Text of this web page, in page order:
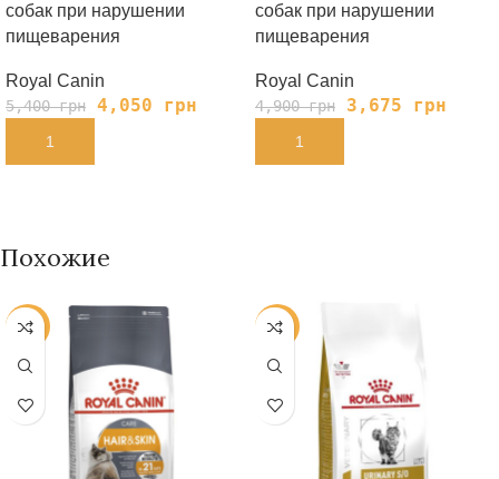
собак при нарушении
пищеварения
Royal Canin
5,400грн 4,050 грн
В КОРЗИНУ
собак при нарушении
пищеварения
Royal Canin
4,900грн 3,675 грн
В КОРЗИНУ
Похожие
-25% -25%